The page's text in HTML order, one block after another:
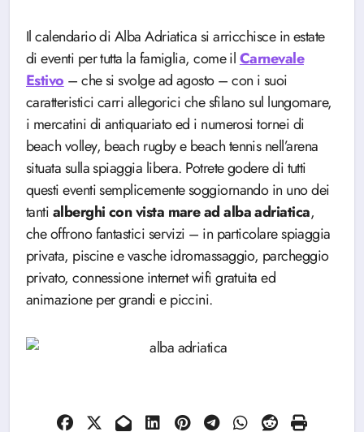
Il calendario di Alba Adriatica si arricchisce in estate
di eventi per tutta la famiglia, come ilCarnevale
Estivo – che si svolge ad agosto – con i suoi
caratteristici carri allegorici che sfilano sul lungomare,
i mercatini di antiquariato ed i numerosi tornei di
beach volley, beach rugby e beach tennis nell’arena
situata sulla spiaggia libera. Potrete godere di tutti
questi eventi semplicemente soggiornando in uno dei
tantialberghi con vista mare ad alba adriatica,
che offrono fantastici servizi – in particolare spiaggia
privata, piscine e vasche idromassaggio, parcheggio
privato, connessione internet wifi gratuita ed
animazione per grandi e piccini.